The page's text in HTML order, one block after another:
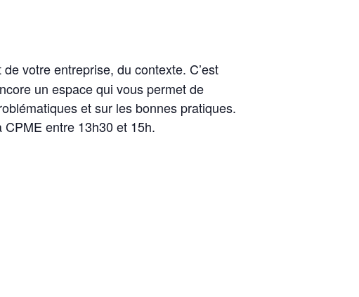
votre entreprise, du contexte. C’est
un espace qui vous permet de
et sur les bonnes pratiques.
entre 13h30 et 15h.